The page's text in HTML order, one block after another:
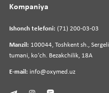
Ishonch telefoni: (71) 200-03-03
Manzil: 100044, Toshkent sh., Sergeli
tumani, koʻch. Bezakchilik, 18A
E-mail: info@oxymed.uz
Kompaniya